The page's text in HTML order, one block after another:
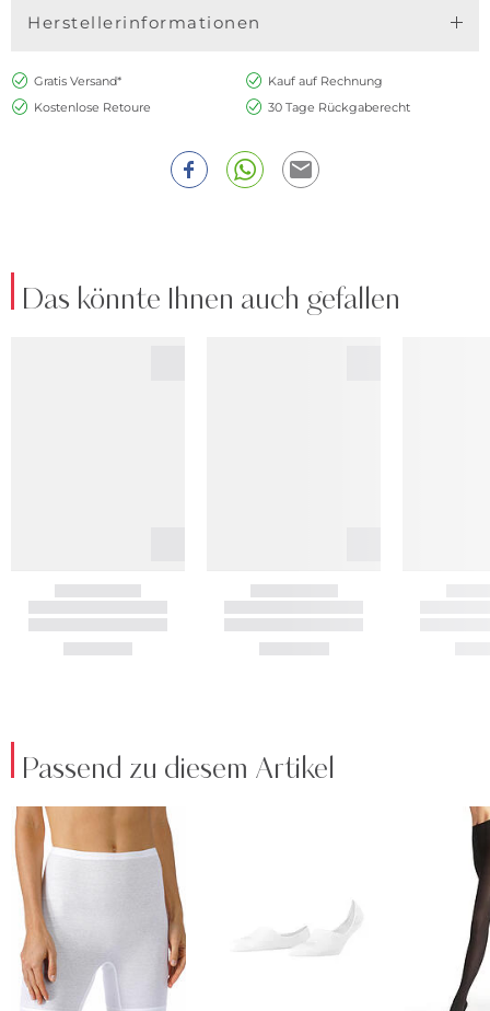
Herstellerinformationen
Gratis Versand*
Kauf auf Rechnung
Kostenlose Retoure
30 Tage Rückgaberecht
Das könnte Ihnen auch gefallen
Passend zu diesem Artikel